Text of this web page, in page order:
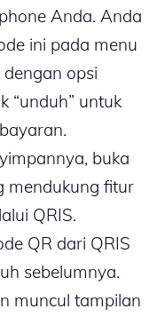
Anda. Anda
ini pada menu
opsi
“unduh” untuk
buka
mendukung fitur
QRIS.
QR dari QRIS
sebelumnya.
muncul tampilan